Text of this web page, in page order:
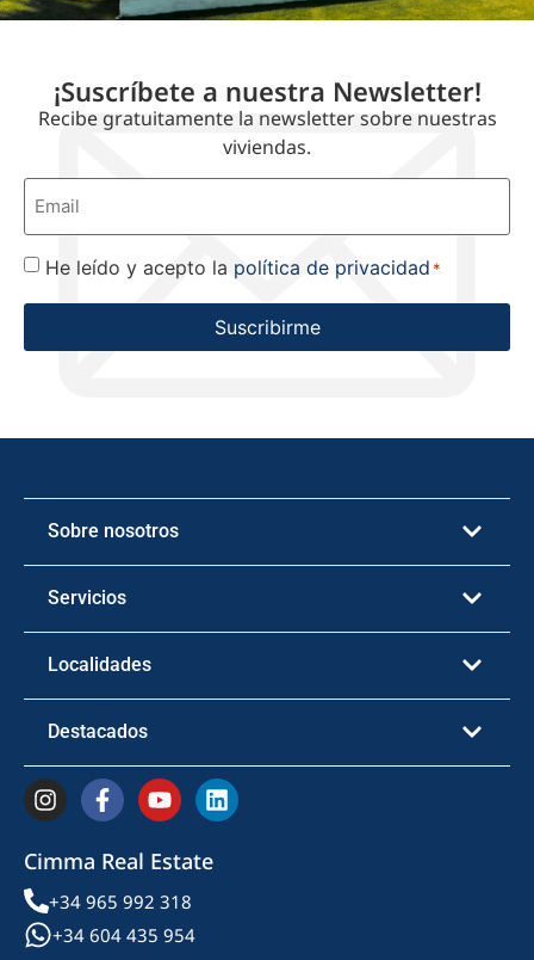
¡Suscríbete a nuestra Newsletter!
Recibe gratuitamente la newsletter sobre nuestras
viviendas.
Correo
electrónico
Consentimiento*
He leído y acepto la política de privacidad *
Suscribirme
Sobre nosotros
Servicios
Localidades
Destacados
Cimma Real Estate
+34 965 992 318
+34 604 435 954